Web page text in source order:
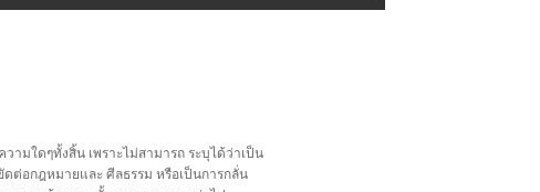
มใดๆทั้งสิ้น เพราะไม่สามารถ ระบุได้ว่าเป็น
ต่อกฎหมายและ ศีลธรรม หรือเป็นการกลั่น